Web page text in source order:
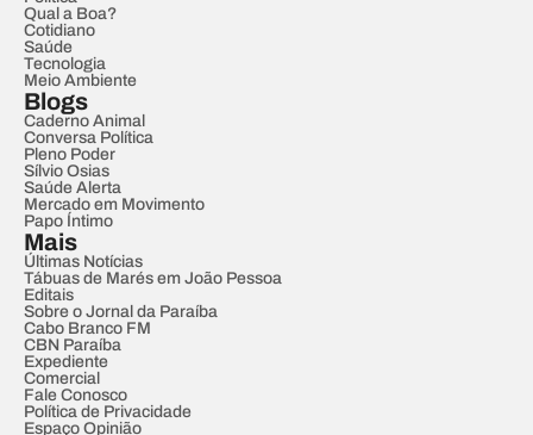
Qual a Boa?
Cotidiano
Saúde
Tecnologia
Meio Ambiente
Blogs
Caderno Animal
Conversa Política
Pleno Poder
Sílvio Osias
Saúde Alerta
Mercado em Movimento
Papo Íntimo
Mais
Últimas Notícias
Tábuas de Marés em João Pessoa
Editais
Sobre o Jornal da Paraíba
Cabo Branco FM
CBN Paraíba
Expediente
Comercial
Fale Conosco
Política de Privacidade
Espaço Opinião